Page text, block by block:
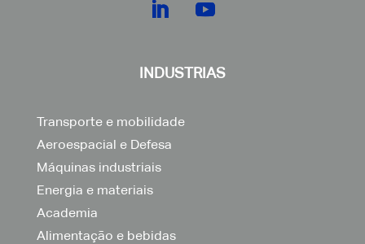
INDUSTRIAS
Transporte e mobilidade
Aeroespacial e Defesa
Máquinas industriais
Energia e materiais
Academia
Alimentação e bebidas